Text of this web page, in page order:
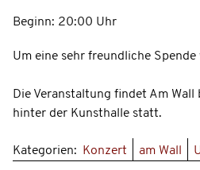
Beginn: 20:00 Uhr
Um eine sehr freundliche
Die Veranstaltung findet Am Wall
hinter der Kunsthalle statt.
Kategorien: Konzert am Wall